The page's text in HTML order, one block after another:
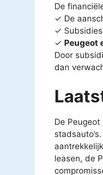
De
✓ De
✓
✓ Peugeot
Door
dan
De
leasen, de